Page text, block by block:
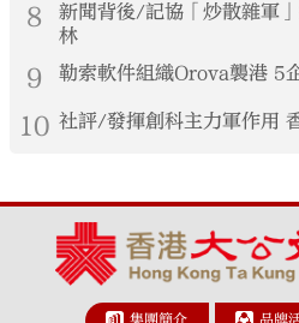
8
新聞背後/記協「炒散雜軍
林
9 勒索
10 社評/發揮創科主力軍作用